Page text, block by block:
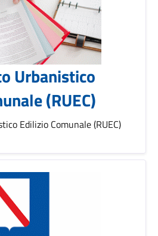
Urbanistico
(RUEC)
Edilizio Comunale (RUEC)